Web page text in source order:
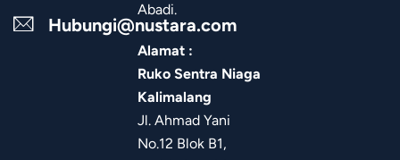
Hubungi@nustara.com
Abadi.
Alamat :
Ruko Sentra Niaga
Kalimalang
Jl. Ahmad Yani
No.12 Blok B1,